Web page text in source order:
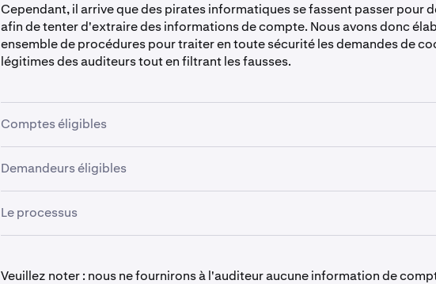
Cependant, il arrive que des pirates informatiques se fassent passer pour
afin de tenter d'extraire des informations de compte. Nous avons donc
ensemble de procédures pour traiter en toute sécurité les demandes de
légitimes des auditeurs tout en filtrant les fausses.
Comptes éligibles
Actuellement, nous ne pouvons coopérer aux demandes d'audit que pour
Si vous avez un compte Intermédiaire et que vous avez besoin d'une
Demandeurs éligibles
Pour des raisons de sécurité, nous n'acceptons pas les demandes
d'un auditeur, même si l'auditeur présente des documents du client
Nous n'assisterons qu'aux demandes d'audit provenant directement du
Le processus
audité et créer un ticket d'assistance en utilisant le formulaire général
Veuillez noter : nous ne fournirons à l'auditeur aucune information de